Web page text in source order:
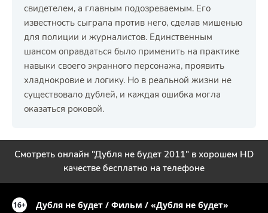
свидетелем, а главным подозреваемым. Его
известность сыграла против него, сделав мишенью
для полиции и журналистов. Единственным
шансом оправдаться было применить на практике
навыки своего экранного персонажа, проявить
хладнокровие и логику. Но в реальной жизни не
существовало дублей, и каждая ошибка могла
оказаться роковой.
Смотреть онлайн "Дубля не будет 2011" в хорошем HD
качестве бесплатно на телефоне